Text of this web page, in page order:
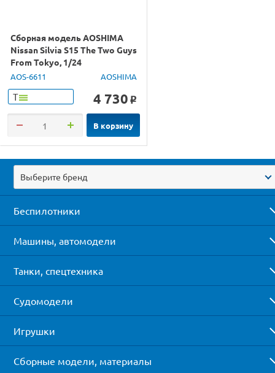
Сборная модель AOSHIMA
Nissan Silvia S15 The Two Guys
From Tokyo, 1/24
AOS-6611 AOSHIMA
Т 4 730 o
В корзину
Выберите бренд
Беспилотники
Машины, автомодели
Танки, спецтехника
Судомодели
Игрушки
Сборные модели, материалы